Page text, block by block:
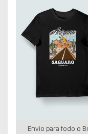
Envio para todo o